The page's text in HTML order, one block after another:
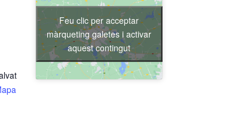
Feu clic per acceptar
màrqueting galetes i activar
aquest contingut